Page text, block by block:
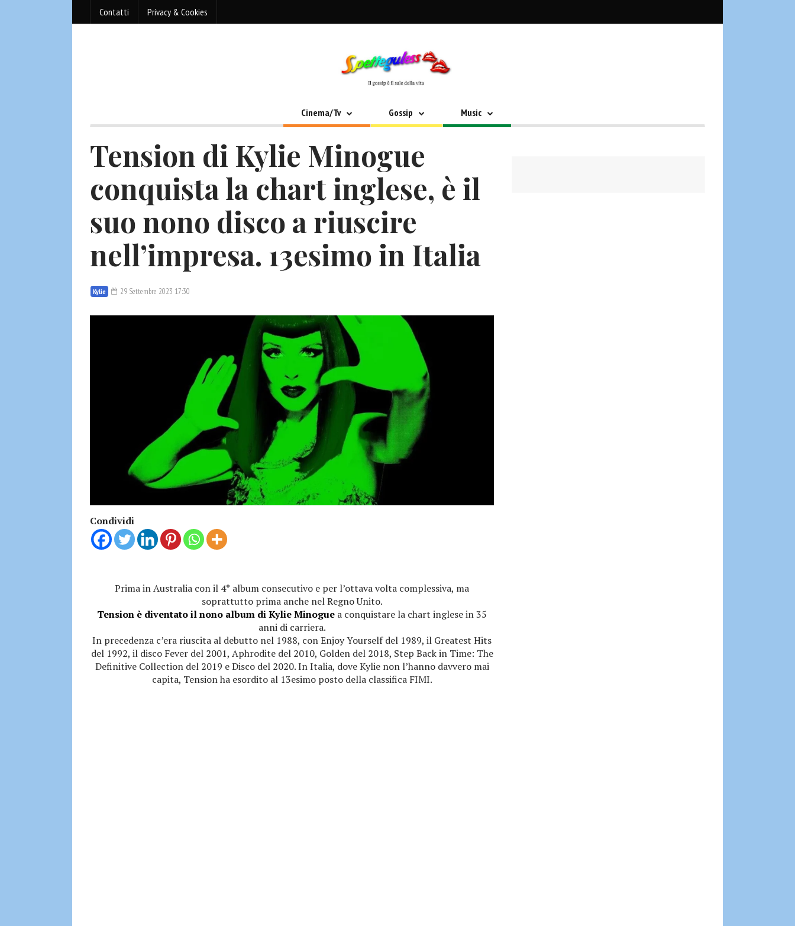
Contatti Privacy & Cookies
Cinema/Tv Gossip Music
Tension di Kylie Minogue
conquista la chart inglese, è il
suo nono disco a riuscire
nell’impresa. 13esimo in Italia
Kylie 29 Settembre 2023 17:30
Condividi
Prima in Australia con il 4° album consecutivo e per l’ottava volta complessiva, ma
soprattutto prima anche nel Regno Unito.
Tension è diventato il nono album di Kylie Minogue a conquistare la chart inglese in 35
anni di carriera.
In precedenza c’era riuscita al debutto nel 1988, con Enjoy Yourself del 1989, il Greatest Hits
del 1992, il disco Fever del 2001, Aphrodite del 2010, Golden del 2018, Step Back in Time: The
Definitive Collection del 2019 e Disco del 2020. In Italia, dove Kylie non l’hanno davvero mai
capita, Tension ha esordito al 13esimo posto della classifica FIMI.